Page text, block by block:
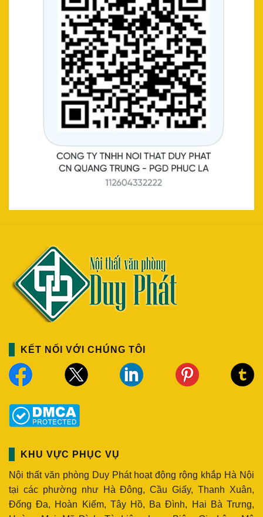
KẾT NỐI VỚI CHÚNG TÔI
KHU VỰC PHỤC VỤ
Nội thất văn phòng Duy Phát hoạt động rộng khắp Hà Nội
tại các phường như Hà Đông, Cầu Giấy, Thanh Xuân,
Đống Đa, Hoàn Kiếm, Tây Hồ, Ba Đình, Hai Bà Trưng,